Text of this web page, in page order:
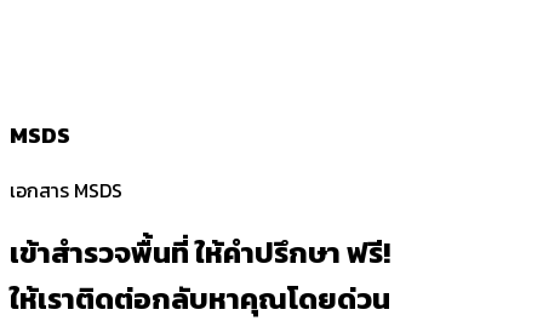
MSDS
เอกสาร MSDS
เข้าสำรวจพื้นที่ ให้คำปรึกษา ฟรี!
ให้เราติดต่อกลับหาคุณโดยด่วน